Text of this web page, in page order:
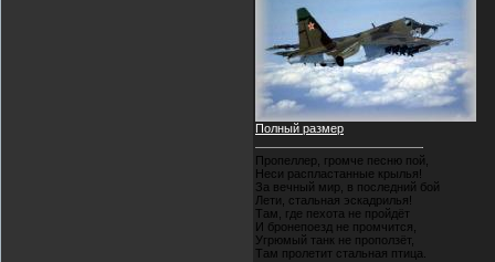
Полный размер
Пропеллер, громче песню пой,
Неси распластанные крылья!
За вечный мир, в последний бой
Лети, стальная эскадрилья!
Там, где пехота не пройдёт
И бронепоезд не промчится,
Угрюмый танк не проползёт,
Там пролетит стальная птица.